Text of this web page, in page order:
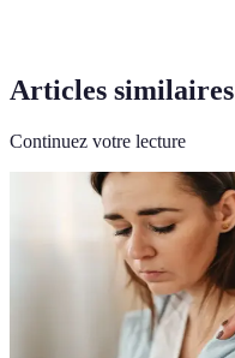
Articles similaires
Continuez votre lecture